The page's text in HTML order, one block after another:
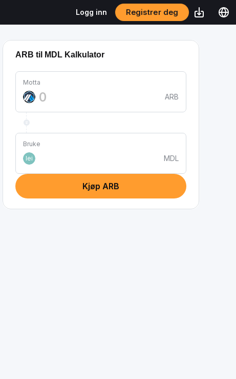
Logg inn Registrer deg
ARB til MDL Kalkulator
Motta
ARB
Bruke
lei
MDL
Kjøp ARB